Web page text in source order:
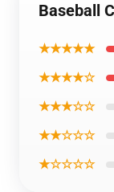
Baseball
★★★★★
★★★★☆
★★★☆☆
★★☆☆☆
★☆☆☆☆